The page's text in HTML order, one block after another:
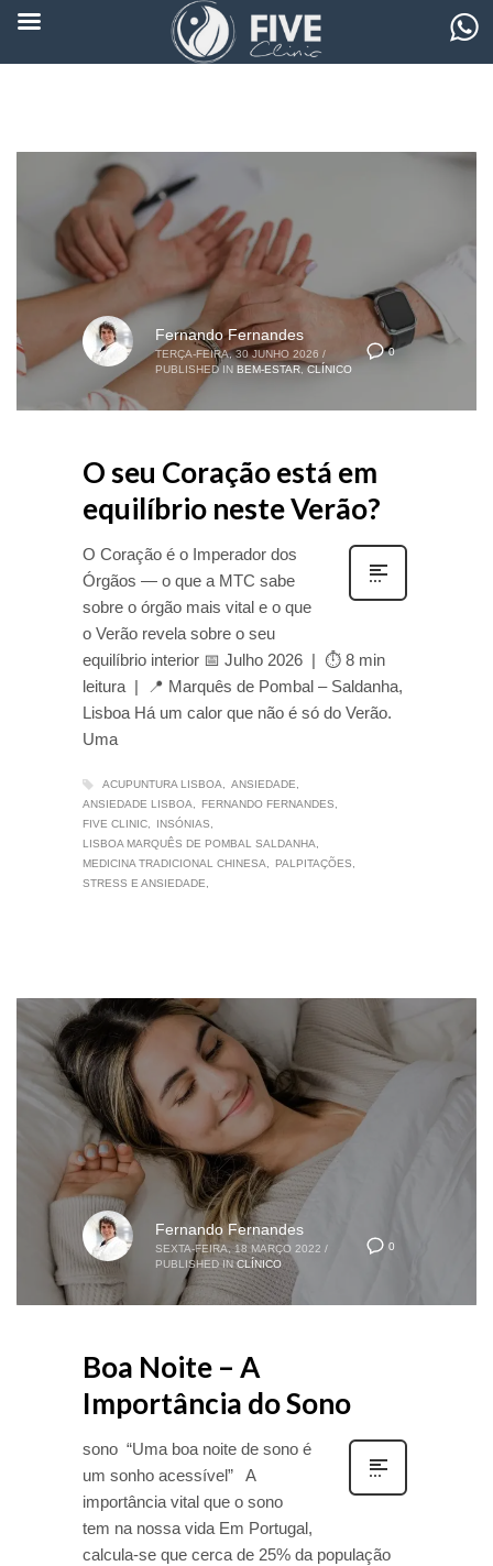
0
Fernando Fernandes
TERÇA-FEIRA, 30 JUNHO 2026 /
PUBLISHED IN BEM-ESTAR,CLÍNICO
O seu Coração está em
equilíbrio neste Verão?
O Coração é o Imperador dos
Órgãos — o que a MTC sabe
sobre o órgão mais vital e o que
o Verão revela sobre o seu
equilíbrio interior 📅 Julho 2026 | ⏱ 8 min
leitura | 📍 Marquês de Pombal – Saldanha,
Lisboa Há um calor que não é só do Verão.
Uma
ACUPUNTURA LISBOA
ANSIEDADE
ANSIEDADE LISBOA
FERNANDO FERNANDES
FIVE CLINIC
INSÓNIAS
LISBOA MARQUÊS DE POMBAL SALDANHA
MEDICINA TRADICIONAL CHINESA
PALPITAÇÕES
STRESS E ANSIEDADE
0
Fernando Fernandes
SEXTA-FEIRA, 18 MARÇO 2022 /
PUBLISHED IN CLÍNICO
Boa Noite – A
Importância do Sono
sono “Uma boa noite de sono é
um sonho acessível” A
importância vital que o sono
tem na nossa vida Em Portugal,
calcula-se que cerca de 25% da população